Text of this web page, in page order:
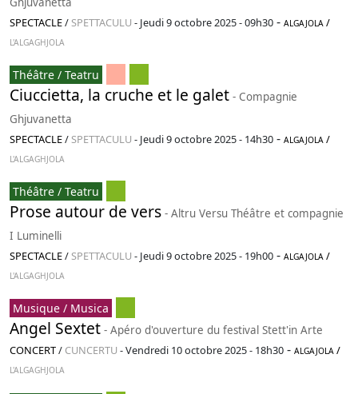
SPECTACLE/ SPETTACULU - Jeudi 9 octobre 2025 - 09h30 - ALGAJOLA /
L'ALGAGHJOLA
Théâtre / Teatru
Ciuccietta, la cruche et le galet - Compagnie
Ghjuvanetta
SPECTACLE/ SPETTACULU - Jeudi 9 octobre 2025 - 14h30 - ALGAJOLA /
L'ALGAGHJOLA
Théâtre / Teatru
Prose autour de vers - Altru Versu Théâtre et compagnie
I Luminelli
SPECTACLE/ SPETTACULU - Jeudi 9 octobre 2025 - 19h00 - ALGAJOLA /
L'ALGAGHJOLA
Musique / Musica
Angel Sextet - Apéro d'ouverture du festival Stett'in Arte
CONCERT/ CUNCERTU -Vendredi 10 octobre 2025 - 18h30 - ALGAJOLA /
L'ALGAGHJOLA